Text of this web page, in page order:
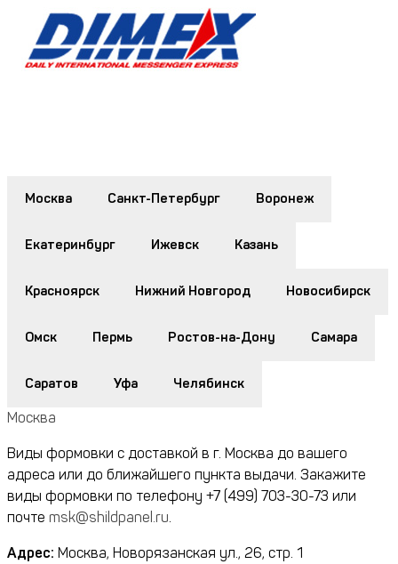
Москва Санкт-Петербург Воронеж
Екатеринбург Ижевск Казань
Красноярск Нижний Новгород Новосибирск
Омск Пермь Ростов-на-Дону Самара
Саратов Уфа Челябинск
Москва
Виды формовки с доставкой в г. Москва до вашего
адреса или до ближайшего пункта выдачи. Закажите
виды формовки по телефону +7 (499) 703-30-73 или
почте msk@shildpanel.ru.
Адрес: Москва, Новорязанская ул., 26, стр. 1